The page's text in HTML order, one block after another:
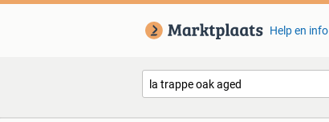
Help en info